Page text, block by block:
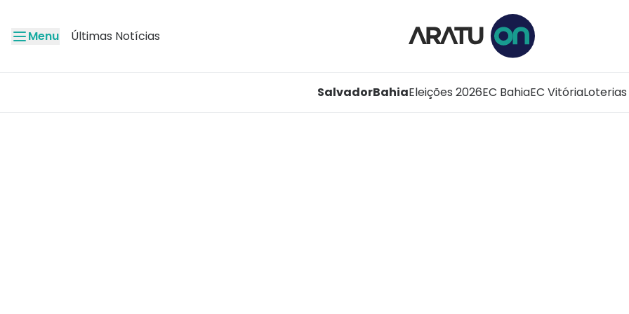
Menu Últimas Notícias
SalvadorBahiaEleições 2026EC BahiaEC VitóriaLoterias